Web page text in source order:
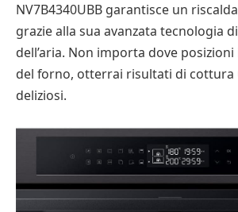
NV7B4340UBB garantisce un
grazie alla sua avanzata tecnologia
dell’aria. Non importa dove
del forno, otterrai risultati di cottura
deliziosi.